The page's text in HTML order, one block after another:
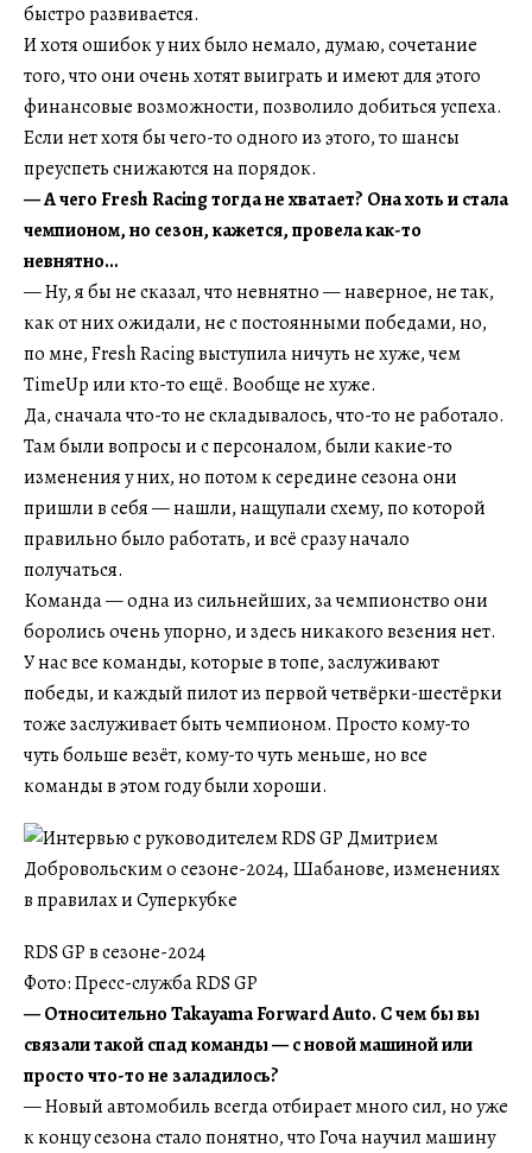
быстро развивается.
И хотя ошибок у них было немало, думаю, сочетание
того, что они очень хотят выиграть и имеют для этого
финансовые возможности, позволило добиться успеха.
Если нет хотя бы чего-то одного из этого, то шансы
преуспеть снижаются на порядок.
— А чего Fresh Racing тогда не хватает? Она хоть и стала
чемпионом, но сезон, кажется, провела как-то
невнятно…
— Ну, я бы не сказал, что невнятно — наверное, не так,
как от них ожидали, не с постоянными победами, но,
по мне, Fresh Racing выступила ничуть не хуже, чем
TimeUp или кто-то ещё. Вообще не хуже.
Да, сначала что-то не складывалось, что-то не работало.
Там были вопросы и с персоналом, были какие-то
изменения у них, но потом к середине сезона они
пришли в себя — нашли, нащупали схему, по которой
правильно было работать, и всё сразу начало
получаться.
Команда — одна из сильнейших, за чемпионство они
боролись очень упорно, и здесь никакого везения нет.
У нас все команды, которые в топе, заслуживают
победы, и каждый пилот из первой четвёрки-шестёрки
тоже заслуживает быть чемпионом. Просто кому-то
чуть больше везёт, кому-то чуть меньше, но все
команды в этом году были хороши.
RDS GP в сезоне-2024
Фото: Пресс-служба RDS GP
— Относительно Takayama Forward Auto. С чем бы вы
связали такой спад команды — с новой машиной или
просто что-то не заладилось?
— Новый автомобиль всегда отбирает много сил, но уже
к концу сезона стало понятно, что Гоча научил машину